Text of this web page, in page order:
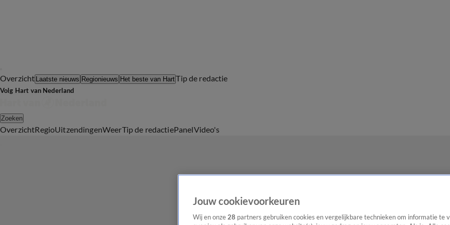
Overzicht Laatste nieuws Regionieuws Het beste van HartTip de redactie
Volg Hart van Nederland
Zoeken
OverzichtRegioUitzendingenWeerTip de redactiePanelVideo's
Jouw cookievoorkeuren
Wij en onze 28 partners gebruiken cookies en vergelijkbare technieken om informatie te